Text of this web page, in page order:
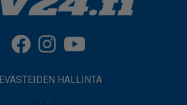
EVÄSTEIDEN HALLINTA